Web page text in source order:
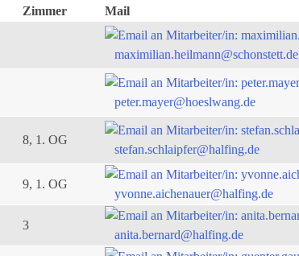
Zimmer
Mail
maximilian.heilmann@schonstett.de
peter.mayer@hoeslwang.de
8, 1. OG
stefan.schlaipfer@halfing.de
9, 1. OG
yvonne.aichenauer@halfing.de
3
anita.bernard@halfing.de